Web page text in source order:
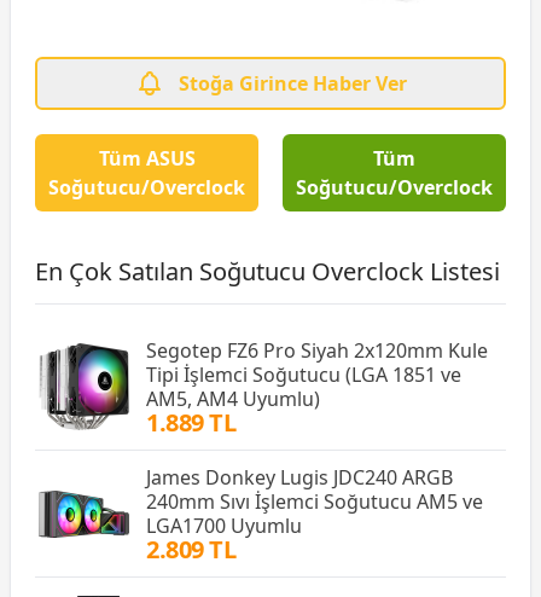
Stoğa Girince Haber Ver
Tüm ASUS
Soğutucu/Overclock
Tüm
Soğutucu/Overclock
En Çok Satılan Soğutucu Overclock Listesi
Segotep FZ6 Pro Siyah 2x120mm Kule
Tipi İşlemci Soğutucu (LGA 1851 ve
AM5, AM4 Uyumlu)
1.889 TL
James Donkey Lugis JDC240 ARGB
240mm Sıvı İşlemci Soğutucu AM5 ve
LGA1700 Uyumlu
2.809 TL